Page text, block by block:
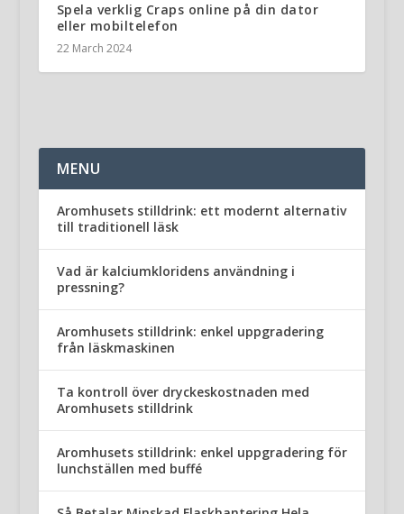
Spela verklig Craps online på din dator
eller mobiltelefon
22 March 2024
MENU
Aromhusets stilldrink: ett modernt alternativ
till traditionell läsk
Vad är kalciumkloridens användning i
pressning?
Aromhusets stilldrink: enkel uppgradering
från läskmaskinen
Ta kontroll över dryckeskostnaden med
Aromhusets stilldrink
Aromhusets stilldrink: enkel uppgradering för
lunchställen med buffé